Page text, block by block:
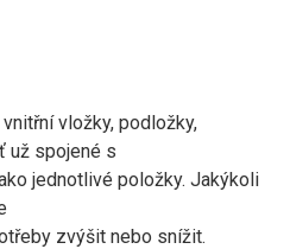
vložky, podložky,
už spojené s
jednotlivé položky. Jakýkoli
zvýšit nebo snížit.